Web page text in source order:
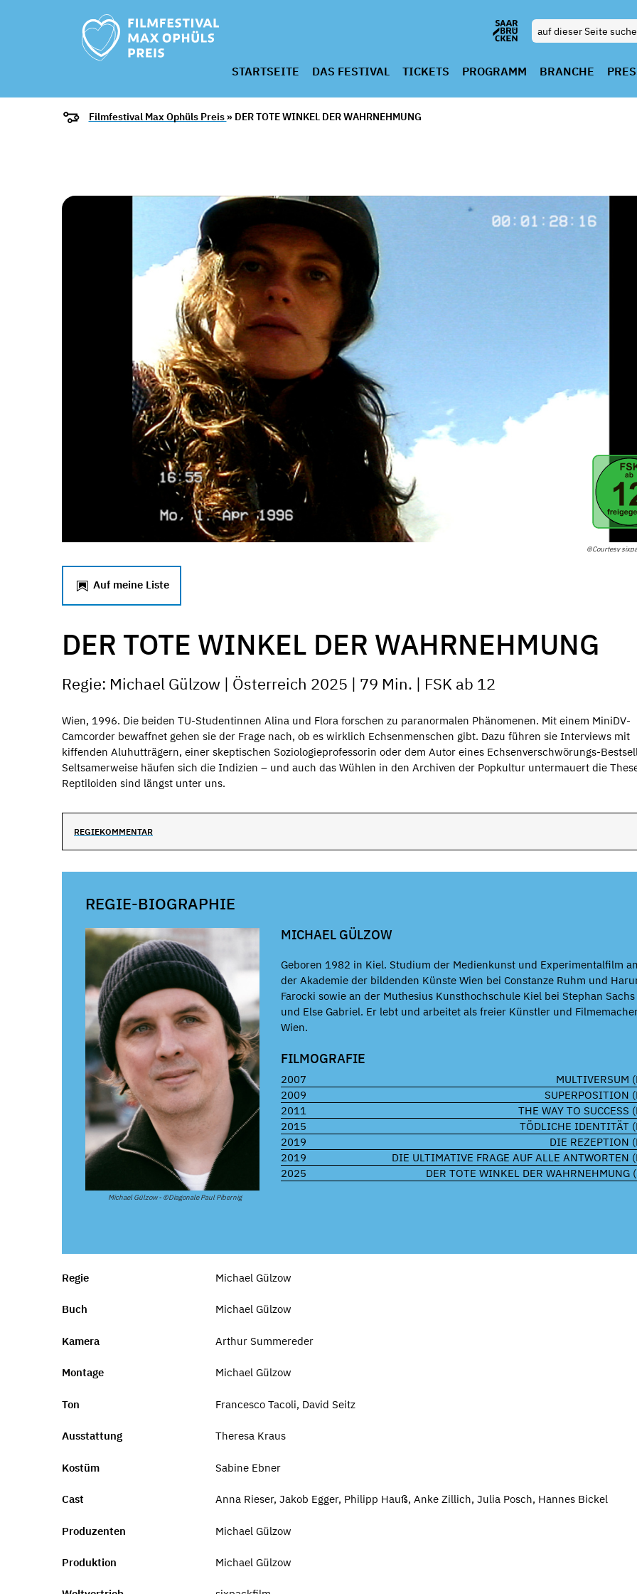
STARTSEITE DAS FESTIVAL TICKETS PROGRAMM BRANCHE
Filmfestival Max Ophüls Preis » DER TOTE WINKEL DER WAHRNEHMUNG
©Courtesy
Auf meine Liste
DER TOTE WINKEL DER WAHRNEHMUNG
Regie: Michael Gülzow | Österreich 2025 | 79 Min. | FSK ab 12
Wien, 1996. Die beiden TU-Studentinnen Alina und Flora forschen zu paranormalen Phänomenen. Mit einem MiniDV-
Camcorder bewaffnet gehen sie der Frage nach, ob es wirklich Echsenmenschen gibt. Dazu führen sie Interviews mit
kiffenden Aluhutträgern, einer skeptischen Soziologieprofessorin oder dem Autor eines Echsenverschwörungs-
Seltsamerweise häufen sich die Indizien – und auch das Wühlen in den Archiven der Popkultur untermauert die
Reptiloiden sind längst unter uns.
REGIEKOMMENTAR
REGIE-BIOGRAPHIE
Michael Gülzow - ©Diagonale Paul Pibernig
MICHAEL GÜLZOW
Geboren 1982 in Kiel. Studium der Medienkunst und Experimentalfilm an
der Akademie der bildenden Künste Wien bei Constanze Ruhm und
Farocki sowie an der Muthesius Kunsthochschule Kiel bei Stephan Sachs
und Else Gabriel. Er lebt und arbeitet als freier Künstler und
Wien.
FILMOGRAFIE
2007
MULTIVERSUM
2009
SUPERPOSITION
2011
THE WAY TO SUCCESS
2015
TÖDLICHE IDENTITÄT
2019
DIE REZEPTION
2019
DIE ULTIMATIVE FRAGE AUF ALLE ANTWORTEN
2025
DER TOTE WINKEL DER WAHRNEHMUNG
Regie Michael Gülzow
Buch Michael Gülzow
Kamera Arthur Summereder
Montage Michael Gülzow
Ton Francesco Tacoli, David Seitz
Ausstattung Theresa Kraus
Kostüm Sabine Ebner
Cast Anna Rieser, Jakob Egger, Philipp Hauß, Anke Zillich, Julia Posch, Hannes Bickel
Produzenten Michael Gülzow
Produktion Michael Gülzow